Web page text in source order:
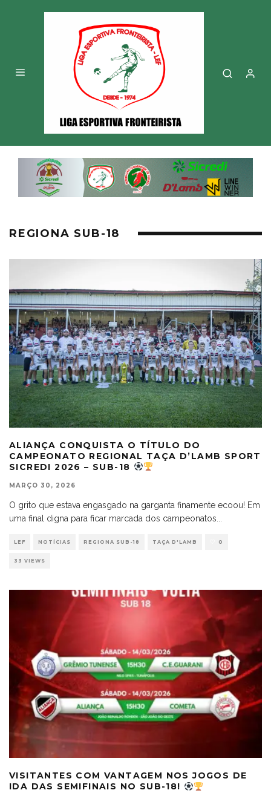
REGIONA SUB-18
ALIANÇA CONQUISTA O TÍTULO DO
CAMPEONATO REGIONAL TAÇA D’LAMB SPORT
SICREDI 2026 – SUB-18
MARÇO 30, 2026
O grito que estava engasgado na garganta finamente ecoou! Em
uma final digna para ficar marcada dos campeonatos
LEF NOTÍCIAS REGIONA SUB-18 TAÇA D'LAMB 0
33 VIEWS
VISITANTES COM VANTAGEM NOS JOGOS DE
IDA DAS SEMIFINAIS NO SUB-18!